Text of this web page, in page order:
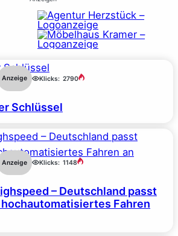
Anzeige Klicks: 2790
Schlüssel
Anzeige Klicks: 1148
– Deutschland passt
Fahren